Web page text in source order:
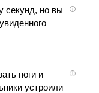
i
секунд, но вы
i
ноги и
устроили